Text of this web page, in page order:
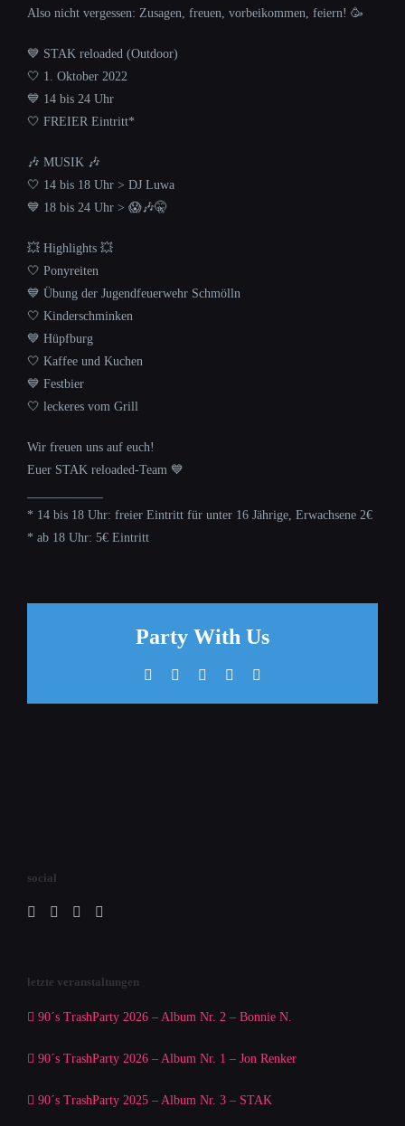
Also nicht vergessen: Zusagen, freuen, vorbeikommen, feiern! 🥳
💙 STAK reloaded (Outdoor)
🤍 1. Oktober 2022
💙 14 bis 24 Uhr
🤍 FREIER Eintritt*
🎶 MUSIK 🎶
🤍 14 bis 18 Uhr > DJ Luwa
💙 18 bis 24 Uhr > 😱🎶🤫
💥 Highlights 💥
🤍 Ponyreiten
💙 Übung der Jugendfeuerwehr Schmölln
🤍 Kinderschminken
💙 Hüpfburg
🤍 Kaffee und Kuchen
💙 Festbier
🤍 leckeres vom Grill
Wir freuen uns auf euch!
Euer STAK reloaded-Team 💙
* 14 bis 18 Uhr: freier Eintritt für unter 16 Jährige, Erwachsene 2€
* ab 18 Uhr: 5€ Eintritt
Party With Us
Facebook WhatsApp
Pinterest
social
letzte veranstaltungen
90´s TrashParty 2026 – Album Nr. 2 – Bonnie N.
90´s TrashParty 2026 – Album Nr. 1 – Jon Renker
90´s TrashParty 2025 – Album Nr. 3 – STAK